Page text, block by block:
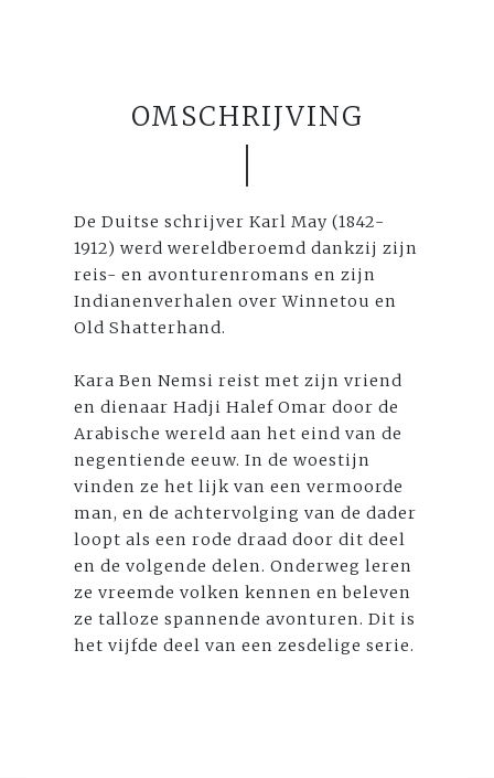
OMSCHRIJVING
De Duitse schrijver Karl May (1842-
1912) werd wereldberoemd dankzij zijn
reis- en avonturenromans en zijn
Indianenverhalen over Winnetou en
Old Shatterhand.
Kara Ben Nemsi reist met zijn vriend
en dienaar Hadji Halef Omar door de
Arabische wereld aan het eind van de
negentiende eeuw. In de woestijn
vinden ze het lijk van een vermoorde
man, en de achtervolging van de dader
loopt als een rode draad door dit deel
en de volgende delen. Onderweg leren
ze vreemde volken kennen en beleven
ze talloze spannende avonturen. Dit is
het vijfde deel van een zesdelige serie.